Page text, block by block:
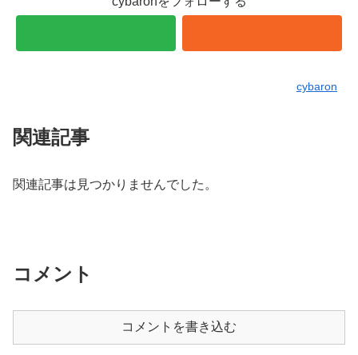
cybaron
関連記事
関連記事は見つかりませんでした。
コメント
コメントを書き込む